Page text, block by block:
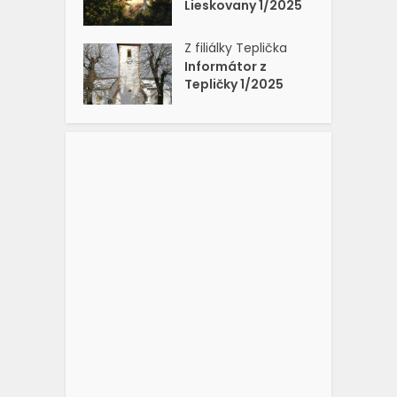
Lieskovany 1/2025
Z filiálky Teplička
Informátor z
Tepličky 1/2025